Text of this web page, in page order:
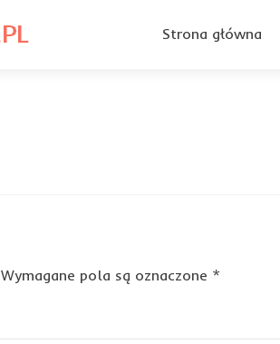
do
Strona główna
Wymagane pola są oznaczone *